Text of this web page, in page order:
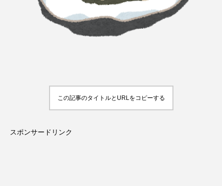
この記事のタイトルとURLをコピーする
スポンサードリンク